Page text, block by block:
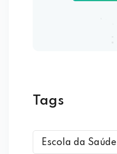
Tags
Escola da Saúde